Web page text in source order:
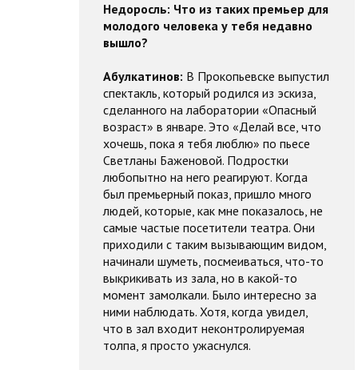
Недоросль: Что из таких премьер для
молодого человека у тебя недавно
вышло?
Абулкатинов: В Прокопьевске выпустил
спектакль, который родился из эскиза,
сделанного на лаборатории «Опасный
возраст» в январе. Это «Делай все, что
хочешь, пока я тебя люблю» по пьесе
Светланы Баженовой. Подростки
любопытно на него реагируют. Когда
был премьерный показ, пришло много
людей, которые, как мне показалось, не
самые частые посетители театра. Они
приходили с таким вызывающим видом,
начинали шуметь, посмеиваться, что-то
выкрикивать из зала, но в какой-то
момент замолкали. Было интересно за
ними наблюдать. Хотя, когда увидел,
что в зал входит неконтролируемая
толпа, я просто ужаснулся.